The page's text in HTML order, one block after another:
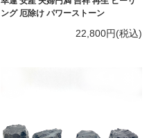
ング 厄除け パワーストーン
22,800円(税込)